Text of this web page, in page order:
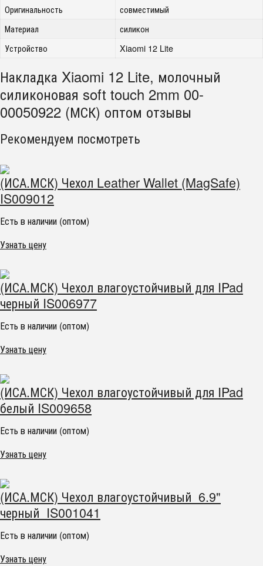
Оригинальность
совместимый
Материал
силикон
Устройство
Xiaomi 12 Lite
Накладка Xiaomi 12 Lite, молочный
силиконовая soft touch 2mm 00-
00050922 (МСК) оптом отзывы
Рекомендуем посмотреть
(ИСА.МСК) Чехол Leather Wallet (MagSafe)
IS009012
Есть в наличии (оптом)
Узнать цену
(ИСА.МСК) Чехол влагоустойчивый для IPad
черный IS006977
Есть в наличии (оптом)
Узнать цену
(ИСА.МСК) Чехол влагоустойчивый для IPad
белый IS009658
Есть в наличии (оптом)
Узнать цену
(ИСА.МСК) Чехол влагоустойчивый 6.9"
черный IS001041
Есть в наличии (оптом)
Узнать цену